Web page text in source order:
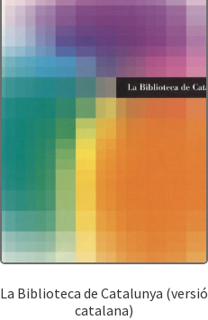
La Biblioteca de Catalunya (versió
catalana)